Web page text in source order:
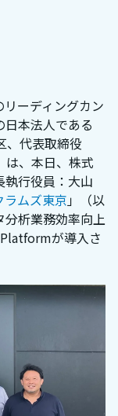
ーディングカン
本法人である
、代表取締役
は、本日、株式
行役員：大山
ラムズ東京」（以
析業務効率向上
が導入さ